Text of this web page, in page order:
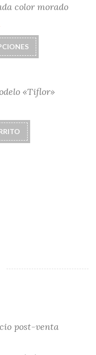
color morado
Este
producto
tiene
Las
opciones
«Tiflor»
post-venta